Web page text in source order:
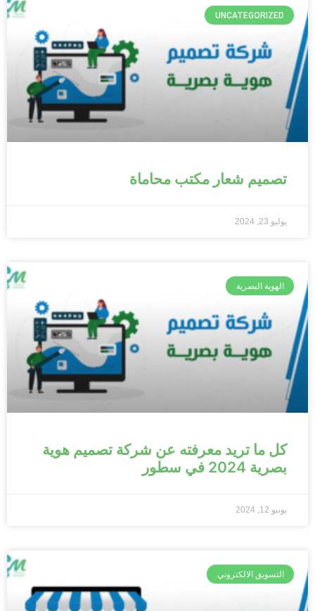
UNCATEGORIZED
تصميم شعار مكتب محاماة
يوليو 23, 2024
الهوية البصرية
كل ما تريد معرفته عن شركة تصميم هوية
بصرية 2024 في سطور
يونيو 12, 2024
التسويق الالكتروني